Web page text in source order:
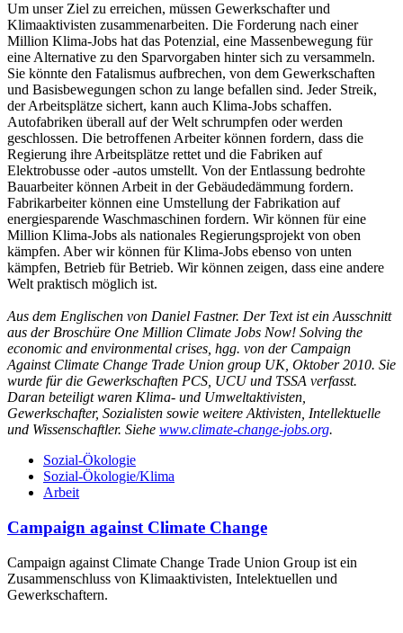
Um unser Ziel zu erreichen, müssen Gewerkschafter und
Klimaaktivisten zusammenarbeiten. Die Forderung nach einer
Million Klima-Jobs hat das Potenzial, eine Massenbewegung für
eine Alternative zu den Sparvorgaben hinter sich zu versammeln.
Sie könnte den Fatalismus aufbrechen, von dem Gewerkschaften
und Basisbewegungen schon zu lange befallen sind. Jeder Streik,
der Arbeitsplätze sichert, kann auch Klima-Jobs schaffen.
Autofabriken überall auf der Welt schrumpfen oder werden
geschlossen. Die betroffenen Arbeiter können fordern, dass die
Regierung ihre Arbeitsplätze rettet und die Fabriken auf
Elektrobusse oder -autos umstellt. Von der Entlassung bedrohte
Bauarbeiter können Arbeit in der Gebäudedämmung fordern.
Fabrikarbeiter können eine Umstellung der Fabrikation auf
energiesparende Waschmaschinen fordern. Wir können für eine
Million Klima-Jobs als nationales Regierungsprojekt von oben
kämpfen. Aber wir können für Klima-Jobs ebenso von unten
kämpfen, Betrieb für Betrieb. Wir können zeigen, dass eine andere
Welt praktisch möglich ist.
Aus dem Englischen von Daniel Fastner. Der Text ist ein Ausschnitt
aus der Broschüre One Million Climate Jobs Now! Solving the
economic and environmental crises, hgg. von der Campaign
Against Climate Change Trade Union group UK, Oktober 2010. Sie
wurde für die Gewerkschaften PCS, UCU und TSSA verfasst.
Daran beteiligt waren Klima- und Umweltaktivisten,
Gewerkschafter, Sozialisten sowie weitere Aktivisten, Intellektuelle
und Wissenschaftler. Siehe www.climate-change-jobs.org.
Sozial-Ökologie
Sozial-Ökologie/Klima
Arbeit
Campaign against Climate Change
Campaign against Climate Change Trade Union Group ist ein
Zusammenschluss von Klimaaktivisten, Intelektuellen und
Gewerkschaftern.